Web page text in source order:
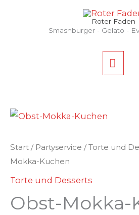
Roter Faden
Smashburger - Gelato -
Start / Partyservice /Torte und
Mokka-Kuchen
Torte und Desserts
Obst-Mokka-